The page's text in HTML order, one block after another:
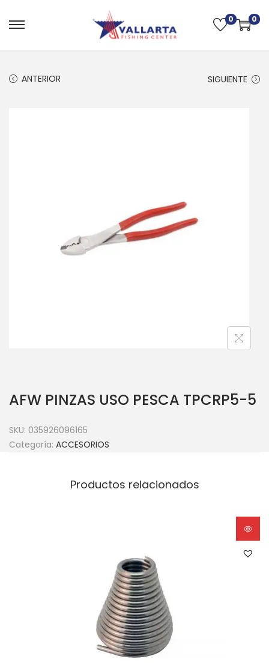
0 0
ANTERIOR SIGUIENTE
AFW PINZAS USO PESCA TPCRP5-5
SKU: 035926096165
Categoría: ACCESORIOS
Productos relacionados